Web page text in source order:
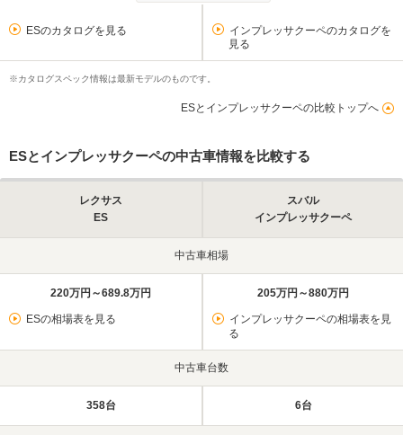
ESのカタログを見る
インプレッサクーペのカタログを
見る
※カタログスペック情報は最新モデルのものです。
ESとインプレッサクーペの比較トップへ
ESとインプレッサクーペの中古車情報を比較する
レクサス
ES
スバル
インプレッサクーペ
中古車相場
220万円～689.8万円
ESの相場表を見る
205万円～880万円
インプレッサクーペの相場表を見
る
中古車台数
358台 6台